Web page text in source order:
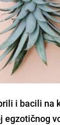
i bacili na
egzotičnog